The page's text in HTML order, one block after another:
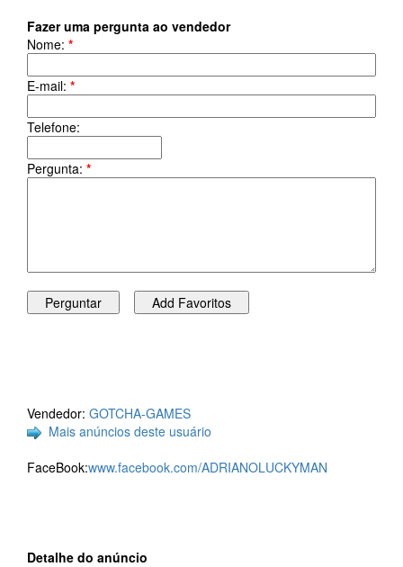
Fazer uma pergunta ao vendedor
Nome: *
E-mail: *
Telefone:
Pergunta: *
Vendedor: GOTCHA-GAMES
Mais anúncios deste usuário
FaceBook:www.facebook.com/ADRIANOLUCKYMAN
Detalhe do anúncio